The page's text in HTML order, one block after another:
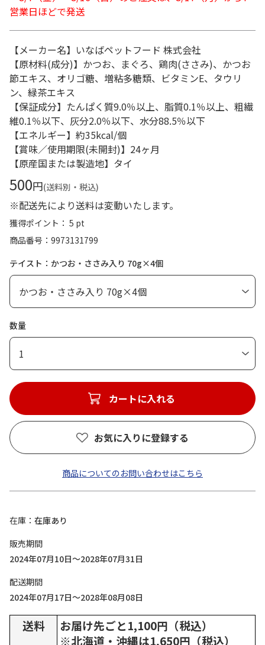
営業日ほどで発送
【メーカー名】いなばペットフード 株式会社
【原材料(成分)】かつお、まぐろ、鶏肉(ささみ)、かつお
節エキス、オリゴ糖、増粘多糖類、ビタミンE、タウリ
ン、緑茶エキス
【保証成分】たんぱく質9.0％以上、脂質0.1％以上、粗繊
維0.1％以下、灰分2.0％以下、水分88.5％以下
【エネルギー】約35kcal/個
【賞味／使用期限(未開封)】24ヶ月
【原産国または製造地】タイ
500円(送料別・税込)
※配送先により送料は変動いたします。
獲得ポイント： 5 pt
商品番号
9973131799
テイスト：かつお・ささみ入り 70g×4個
数量
1
カートに入れる
お気に入りに登録する
商品についてのお問い合わせはこちら
在庫
在庫あり
販売期間
2024年07月10日～2028年07月31日
配送期間
2024年07月17日～2028年08月08日
送料
お届け先ごと1,100円（税込）
※北海道・沖縄は1,650円（税込）